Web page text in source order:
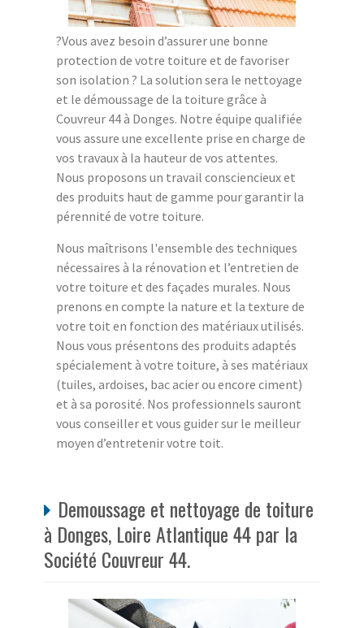
?Vous avez besoin d’assurer une bonne
protection de votre toiture et de favoriser
son isolation ? La solution sera le nettoyage
et le démoussage de la toiture grâce à
Couvreur 44 à Donges. Notre équipe qualifiée
vous assure une excellente prise en charge de
vos travaux à la hauteur de vos attentes.
Nous proposons un travail consciencieux et
des produits haut de gamme pour garantir la
pérennité de votre toiture.
Nous maîtrisons l'ensemble des techniques
nécessaires à la rénovation et l’entretien de
votre toiture et des façades murales. Nous
prenons en compte la nature et la texture de
votre toit en fonction des matériaux utilisés.
Nous vous présentons des produits adaptés
spécialement à votre toiture, à ses matériaux
(tuiles, ardoises, bac acier ou encore ciment)
et à sa porosité. Nos professionnels sauront
vous conseiller et vous guider sur le meilleur
moyen d’entretenir votre toit.
Demoussage et nettoyage de toiture
à Donges, Loire Atlantique 44 par la
Société Couvreur 44.